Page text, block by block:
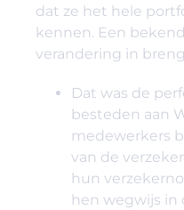
dat ze het hele
kennen. Een
verandering in
Dat was de
besteden aan
medewerkers
van de
hun
hen wegwijs in